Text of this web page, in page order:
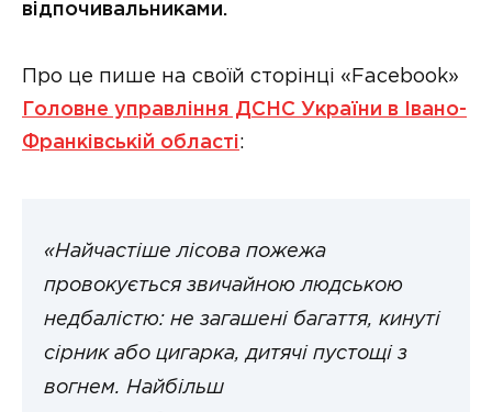
відпочивальниками.
Про це пише на своїй сторінці «Facebook»
Головне управління ДСНС України в Івано-
Франківській області:
«Найчастіше лісова пожежа
провокується звичайною людською
недбалістю: не загашені багаття, кинуті
сірник або цигарка, дитячі пустощі з
вогнем. Найбільш